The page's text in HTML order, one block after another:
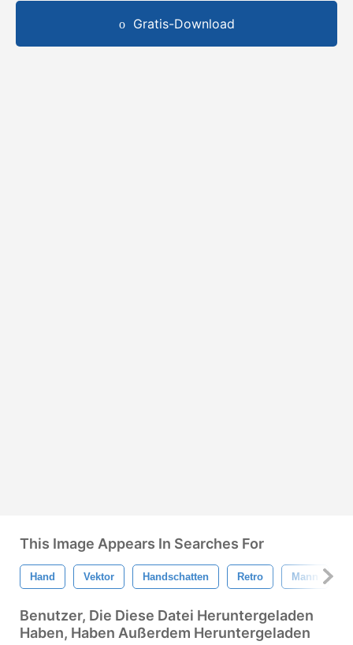
Gratis-Download
This Image Appears In Searches For
Hand Vektor Handschatten Retro Mann
Benutzer, Die Diese Datei Heruntergeladen
Haben, Haben Außerdem Heruntergeladen